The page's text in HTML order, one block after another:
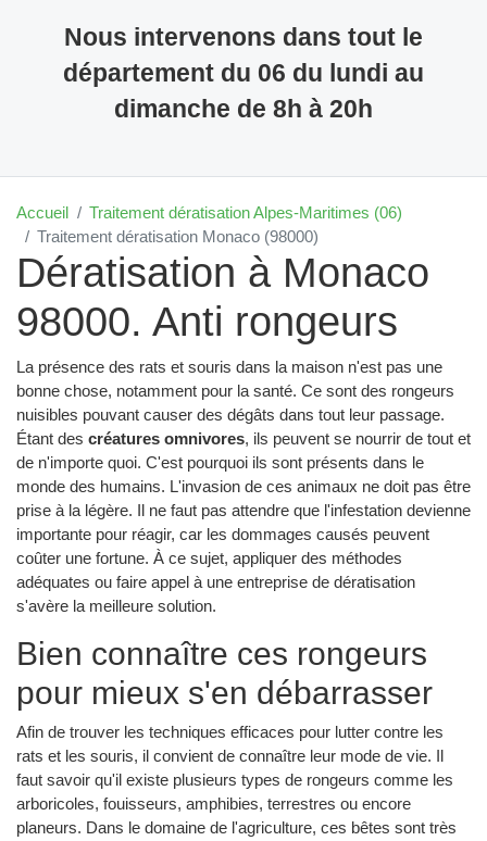
Nous intervenons dans tout le
département du 06 du lundi au
dimanche de 8h à 20h
Accueil
Traitement dératisation Alpes-Maritimes (06)
Traitement dératisation Monaco (98000)
Dératisation à Monaco
98000. Anti rongeurs
La présence des rats et souris dans la maison n'est pas une
bonne chose, notamment pour la santé. Ce sont des rongeurs
nuisibles pouvant causer des dégâts dans tout leur passage.
Étant des créatures omnivores, ils peuvent se nourrir de tout et
de n'importe quoi. C'est pourquoi ils sont présents dans le
monde des humains. L'invasion de ces animaux ne doit pas être
prise à la légère. Il ne faut pas attendre que l'infestation devienne
importante pour réagir, car les dommages causés peuvent
coûter une fortune. À ce sujet, appliquer des méthodes
adéquates ou faire appel à une entreprise de dératisation
s'avère la meilleure solution.
Bien connaître ces rongeurs
pour mieux s'en débarrasser
Afin de trouver les techniques efficaces pour lutter contre les
rats et les souris, il convient de connaître leur mode de vie. Il
faut savoir qu'il existe plusieurs types de rongeurs comme les
arboricoles, fouisseurs, amphibies, terrestres ou encore
planeurs. Dans le domaine de l'agriculture, ces bêtes sont très